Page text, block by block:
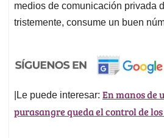
medios de comunicación privada
tristemente, consume un buen
|Le puede interesar: En manos de
purasangre queda el control de